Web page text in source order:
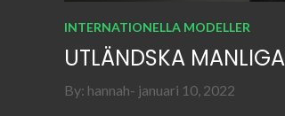
INTERNATIONELLA MODELLER
UTLÄNDSKA
By: hannah Posted
januari 10, 2022